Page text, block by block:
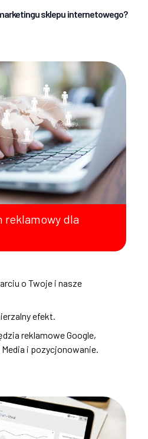
sklepu internetowego?
reklamowy dla
o Twoje i nasze
efekt.
reklamowe Google,
i pozycjonowanie.